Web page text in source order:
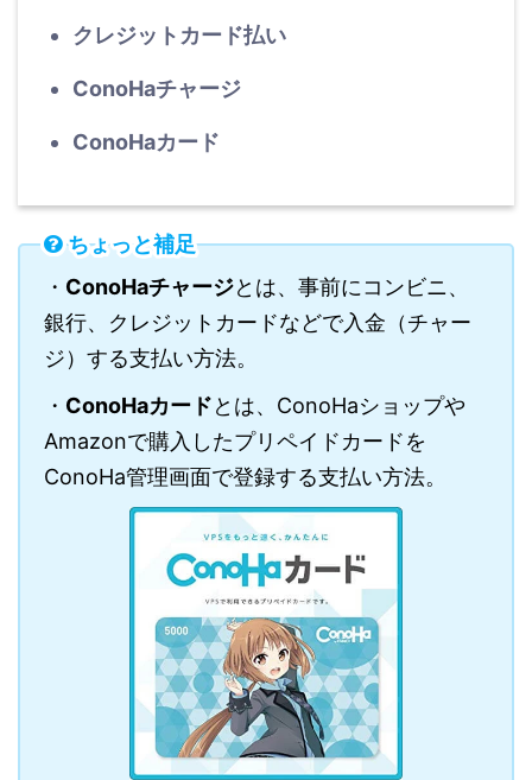
クレジットカード払い
ConoHaチャージ
ConoHaカード
ちょっと補足
・ ConoHaチャージとは、事前にコンビニ、
銀行、クレジットカードなどで入金（チャー
ジ）する支払い方法。
・ ConoHaカードとは、ConoHaショップや
Amazonで購入したプリペイドカードを
ConoHa管理画面で登録する支払い方法。